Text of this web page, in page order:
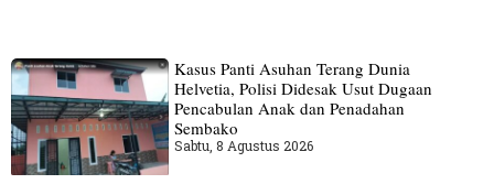
Kasus Panti Asuhan Terang Dunia
Helvetia, Polisi Didesak Usut Dugaan
Pencabulan Anak dan Penadahan
Sembako
Sabtu, 8 Agustus 2026